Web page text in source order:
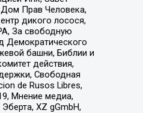
Дом Прав Человека,
дикого лосося,
За свободную
Демократического
башни, Библии и
действия,
Свободная
de Rusos Libres,
Мнение медиа,
XZ gGmbH,